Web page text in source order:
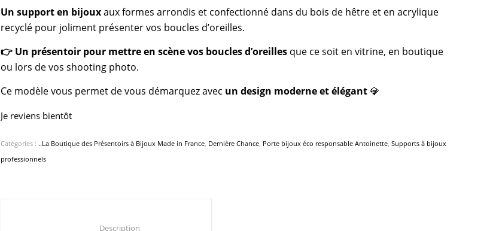
Un support en bijouxaux formes arrondis et confectionné dans du bois de hêtre et en acrylique
recyclé pour joliment présenter vos boucles d’oreilles.
👉 Un présentoir pour mettre en scène vos boucles d’oreilles que ce soit en vitrine, en boutique
ou lors de vos shooting photo.
Ce modèle vous permet de vous démarquez avec un design moderne et élégant💎
Je reviens bientôt
Catégories : ..La Boutique des Présentoirs à Bijoux Made in France Dernière Chance Porte bijoux éco responsable Antoinette ,Supports à bijoux
professionnels